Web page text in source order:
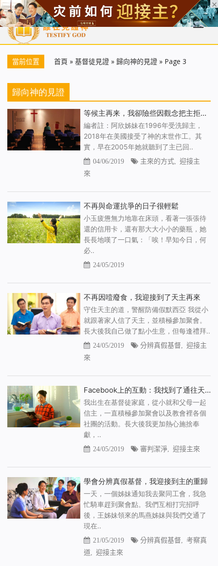
首頁 每日靈糧 天國福音 基督徒見證 信仰解答 聖經
當前位置 首頁 » 基督徒見證 » 歸向神的見證 » Page 3
歸向神的見證
等候主再来，我卻險些因觀念把主拒之門外
編者註：阿欣姊妹在1996年受洗歸主，
2018年在美國接受了神的末世作工。其
實，早在2005年她就聽到了主已回..
04/06/2019 主來的方式, 迎接主
來
不再與命運抗爭的日子很輕鬆
小玉疲憊無力地靠在床頭，看著一張張待
還的信用卡，還有那大大小小的藥瓶，她
長長地嘆了一口氣：「唉！早知今日，何
必..
24/05/2019
不再因噎廢食，我迎接到了天主再來
守住天主的道，警醒防備假默西亞 我從小
就跟著家人信了天主，並積極參加聚會。
長大後我自己做了點小生意，但每逢禮拜..
24/05/2019 分辨真假基督
迎接主
來
Facebook上的互動：我找到了通往天國的路
我出生在基督徒家庭，從小就和父母一起
信主，一直積極參加聚會以及教會裡各個
社團的活動。長大後我更加熱心施捨奉
獻，..
24/05/2019 審判潔淨, 迎接主來
學會分辨真假基督，我迎接到主的重歸
一天，一個姊妹通知我去聚同工會，我急
忙騎車趕到聚會點。我們互相打完招呼
後，王姊妹領來的馬燕姊妹與我們交通了
現在..
21/05/2019 分辨真假基督
考察真
道, 迎接主來